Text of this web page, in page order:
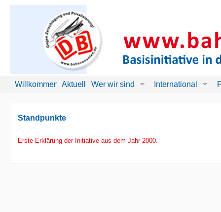
Willkommen! Aktuell Wer wir sind International
Standpunkte
Erste Erklärung der Initiative aus dem Jahr 2000.